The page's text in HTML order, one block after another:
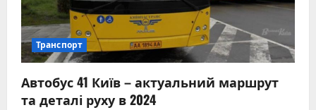
Транспорт
Автобус 41 Київ – актуальний маршрут
та деталі руху в 2024